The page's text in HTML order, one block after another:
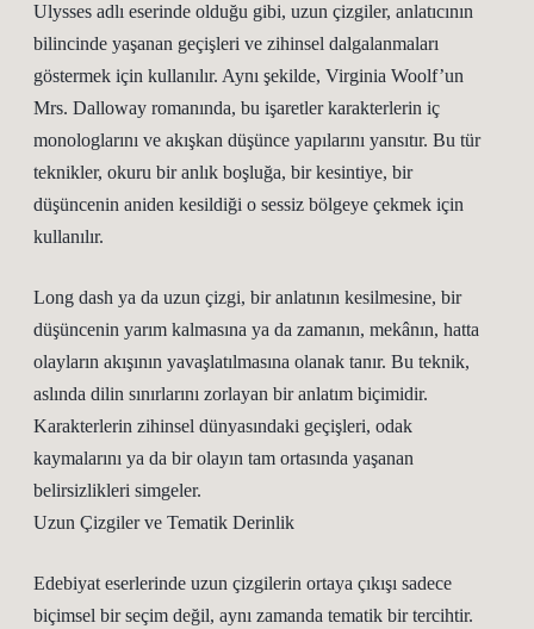
Ulysses adlı eserinde olduğu gibi, uzun çizgiler, anlatıcının
bilincinde yaşanan geçişleri ve zihinsel dalgalanmaları
göstermek için kullanılır. Aynı şekilde, Virginia Woolf’un
Mrs. Dalloway romanında, bu işaretler karakterlerin iç
monologlarını ve akışkan düşünce yapılarını yansıtır. Bu tür
teknikler, okuru bir anlık boşluğa, bir kesintiye, bir
düşüncenin aniden kesildiği o sessiz bölgeye çekmek için
kullanılır.
Long dash ya da uzun çizgi, bir anlatının kesilmesine, bir
düşüncenin yarım kalmasına ya da zamanın, mekânın, hatta
olayların akışının yavaşlatılmasına olanak tanır. Bu teknik,
aslında dilin sınırlarını zorlayan bir anlatım biçimidir.
Karakterlerin zihinsel dünyasındaki geçişleri, odak
kaymalarını ya da bir olayın tam ortasında yaşanan
belirsizlikleri simgeler.
Uzun Çizgiler ve Tematik Derinlik
Edebiyat eserlerinde uzun çizgilerin ortaya çıkışı sadece
biçimsel bir seçim değil, aynı zamanda tematik bir tercihtir.